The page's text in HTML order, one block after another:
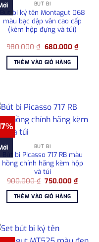
BÚT BI
Bút bi ký tên Montagut 068
màu bạc dập vân cao cấp
(kèm hộp đựng và túi)
980.000₫ Giá
là:
980.000 ₫.
680.000 ₫Giá
THÊM VÀO GIỎ HÀNG
₫.
BÚT BI
Bút bi Picasso 717 RB màu
hồng chính hãng kèm hộp
và túi
900.000₫ Giá
là:
900.000 ₫.
750.000₫Giá
hiện
THÊM VÀO GIỎ HÀNG